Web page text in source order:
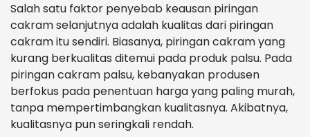
Salah satu faktor penyebab keausan piringan
cakram selanjutnya adalah kualitas dari piringan
cakram itu sendiri. Biasanya, piringan cakram yang
kurang berkualitas ditemui pada produk palsu. Pada
piringan cakram palsu, kebanyakan produsen
berfokus pada penentuan harga yang paling murah,
tanpa mempertimbangkan kualitasnya. Akibatnya,
kualitasnya pun seringkali rendah.